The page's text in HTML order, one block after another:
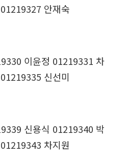
안재숙
이윤정 01219331 차
신선미
신용식 01219340 박
차지원